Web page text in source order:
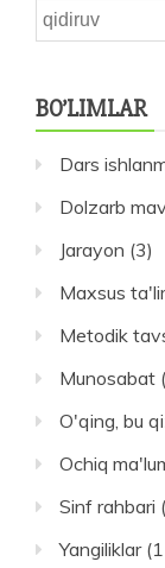
Qidirshish:
BO’LIMLAR
Dars
Dolzarb
Jarayon (3)
Maxsus
Metodik
Munosabat
O'qing, bu
Ochiq
Sinf rahbari
Yangiliklar